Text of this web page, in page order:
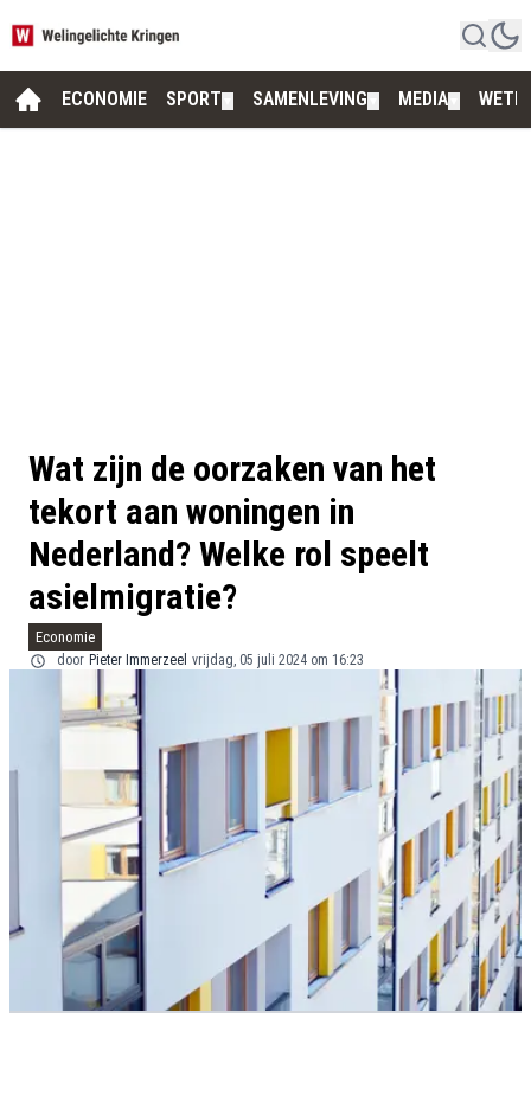
ECONOMIE SPORT SAMENLEVING MEDIA
Wat zijn de oorzaken van het
tekort aan woningen in
Nederland? Welke rol speelt
asielmigratie?
Economie
door Pieter Immerzeel vrijdag, 05 juli 2024 om 16:23